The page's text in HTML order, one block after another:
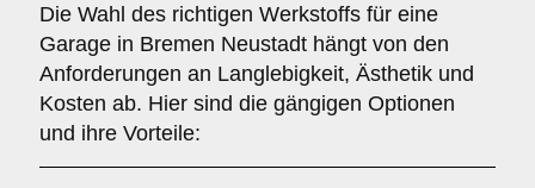
Die Wahl des richtigen Werkstoffs für eine
Garage in Bremen Neustadt hängt von den
Anforderungen an Langlebigkeit, Ästhetik und
Kosten ab. Hier sind die gängigen Optionen
und ihre Vorteile: